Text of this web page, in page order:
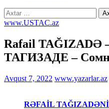
Axtarış:
www.USTAC.az
Rafail TAĞIZADƏ
ТАГИЗАДЕ –
Avqust 7, 2022 www.yazarlar.az
RƏFAİL